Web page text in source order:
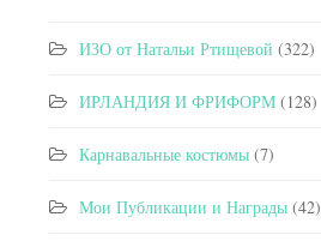
ИЗО от Натальи Ртищевой (322)
ИРЛАНДИЯ И ФРИФОРМ (128)
Карнавальные костюмы (7)
Мои Публикации и Награды (42)